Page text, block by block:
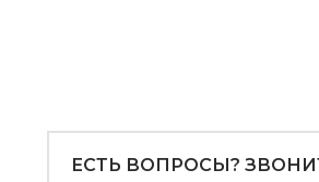
ЕСТЬ ВОПРОСЫ?